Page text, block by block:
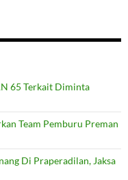
65 Terkait Diminta
Team Pemburu Preman
Di Praperadilan, Jaksa